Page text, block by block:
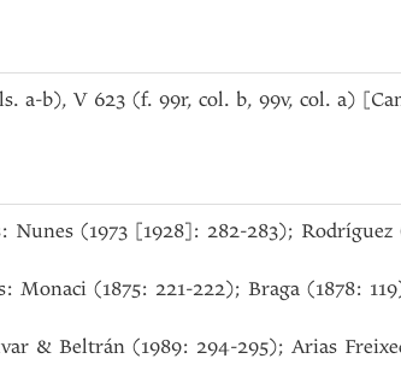
a-b), V 623 (f. 99r, col. b, 99v, col. a)
Nunes (1973 [1928]: 282-283);
Monaci (1875: 221-222); Braga (1878:
& Beltrán (1989: 294-295); Arias